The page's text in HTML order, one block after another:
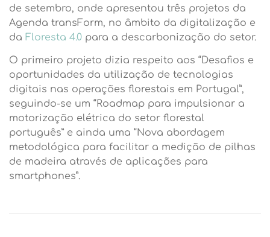
de setembro, onde apresentou três projetos da
Agenda transForm, no âmbito da digitalização e
da Floresta 4.0 para a descarbonização do setor.
O primeiro projeto dizia respeito aos “Desafios e
oportunidades da utilização de tecnologias
digitais nas operações florestais em Portugal”,
seguindo-se um “Roadmap para impulsionar a
motorização elétrica do setor florestal
português” e ainda uma “Nova abordagem
metodológica para facilitar a medição de pilhas
de madeira através de aplicações para
smartphones”.